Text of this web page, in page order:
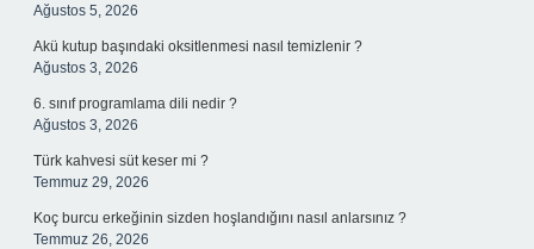
Ağustos 5, 2026
Akü kutup başındaki oksitlenmesi nasıl temizlenir ?
Ağustos 3, 2026
6. sınıf programlama dili nedir ?
Ağustos 3, 2026
Türk kahvesi süt keser mi ?
Temmuz 29, 2026
Koç burcu erkeğinin sizden hoşlandığını nasıl anlarsınız ?
Temmuz 26, 2026